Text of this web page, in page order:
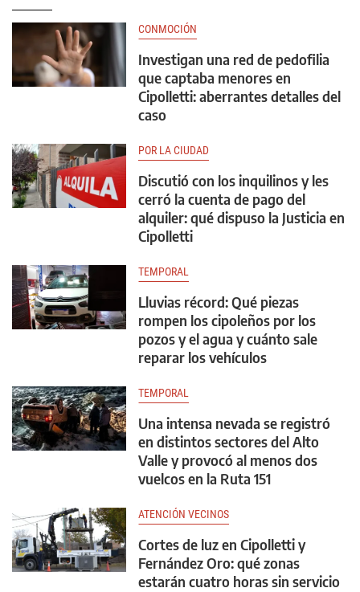
CONMOCIÓN
Investigan una red de pedofilia
que captaba menores en
Cipolletti: aberrantes detalles del
caso
POR LA CIUDAD
Discutió con los inquilinos y les
cerró la cuenta de pago del
alquiler: qué dispuso la Justicia en
Cipolletti
TEMPORAL
Lluvias récord: Qué piezas
rompen los cipoleños por los
pozos y el agua y cuánto sale
reparar los vehículos
TEMPORAL
Una intensa nevada se registró
en distintos sectores del Alto
Valle y provocó al menos dos
vuelcos en la Ruta 151
ATENCIÓN VECINOS
Cortes de luz en Cipolletti y
Fernández Oro: qué zonas
estarán cuatro horas sin servicio